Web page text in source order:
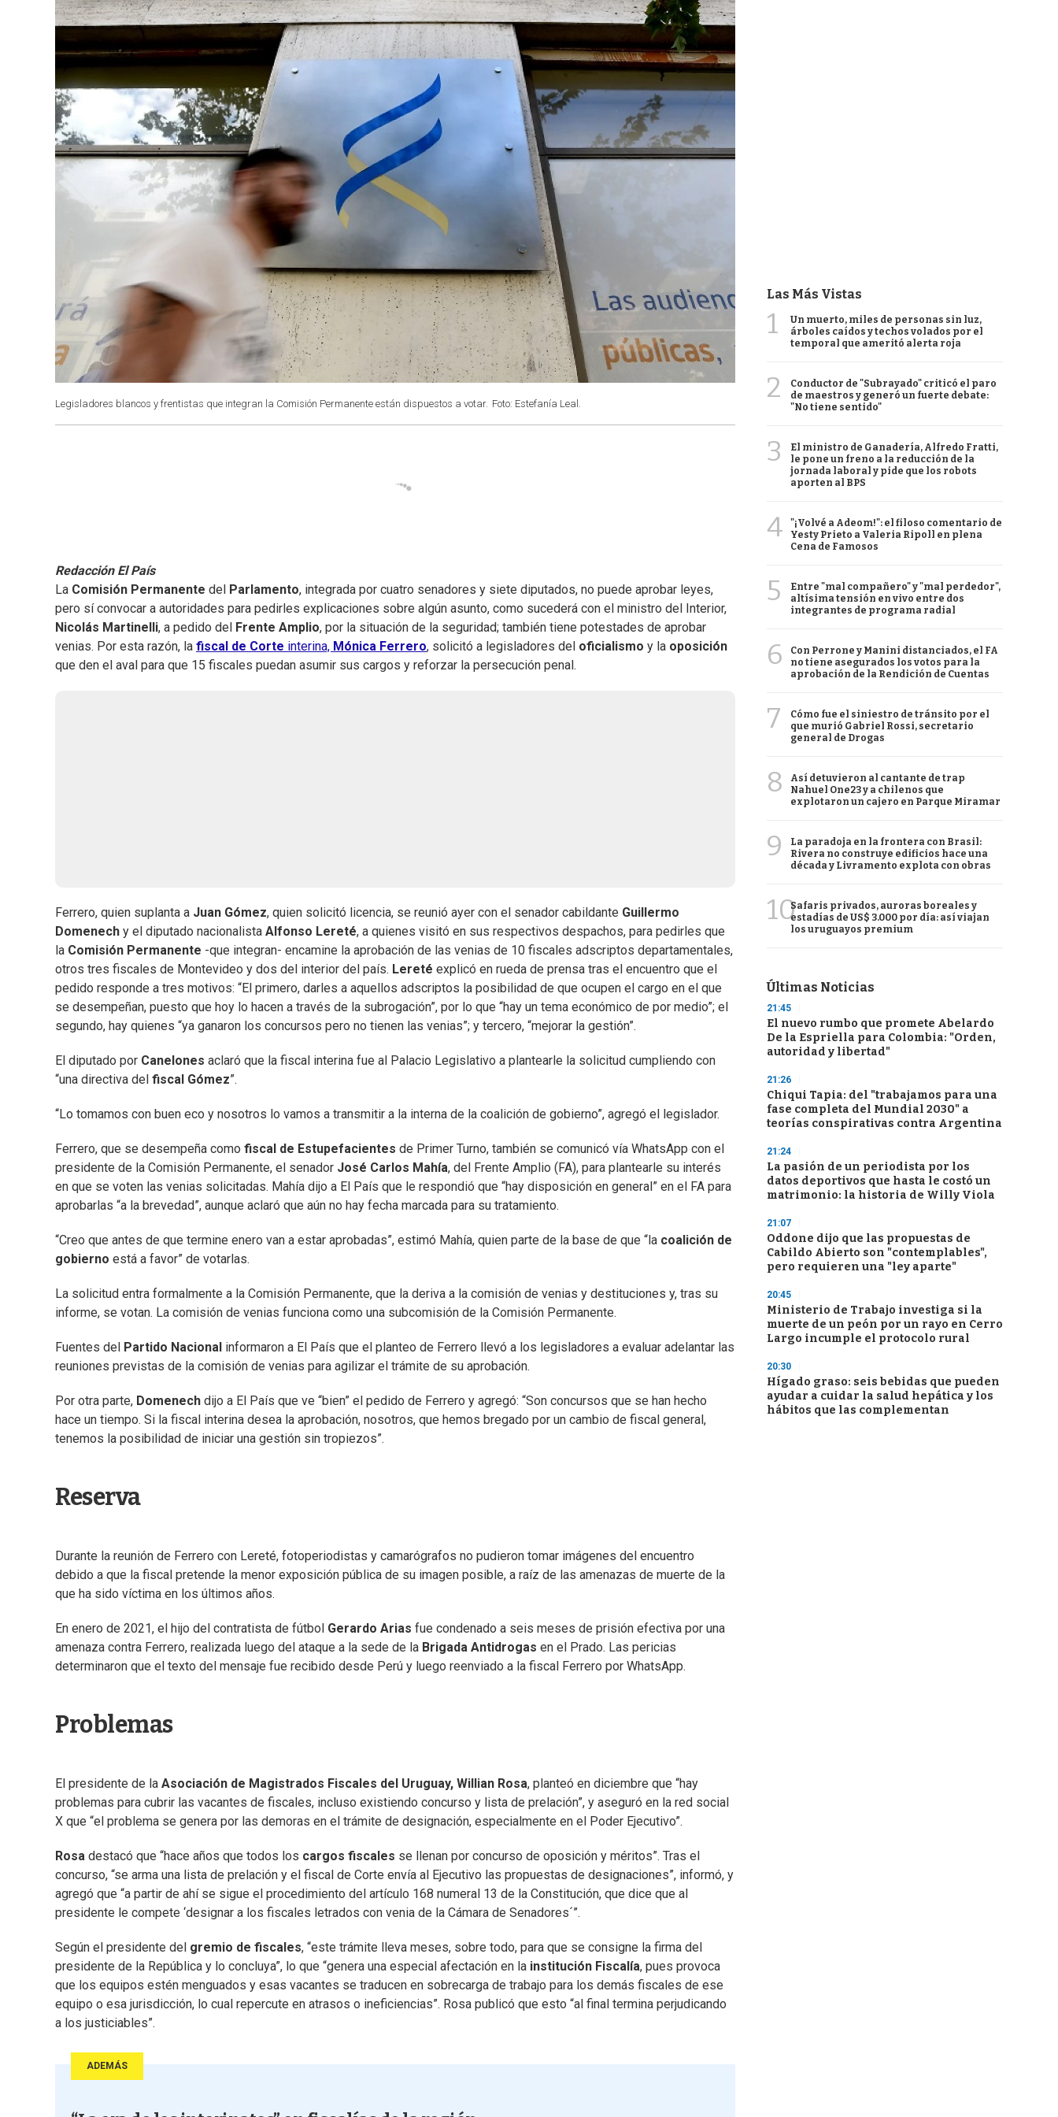
Legisladores blancos y frentistas que integran la Comisión Permanente están dispuestos a votar. Foto: Estefanía Leal.
Redacción El País
La Comisión Permanente del Parlamento, integrada por cuatro senadores y siete diputados, no puede aprobar leyes,
pero sí convocar a autoridades para pedirles explicaciones sobre algún asunto, como sucederá con el ministro del Interior,
Nicolás Martinelli, a pedido del Frente Amplio, por la situación de la seguridad; también tiene potestades de aprobar
venias. Por esta razón, la fiscal de Corte interina, Mónica Ferrero, solicitó a legisladores del oficialismo y la oposición
que den el aval para que 15 fiscales puedan asumir sus cargos y reforzar la persecución penal.
Ferrero, quien suplanta a Juan Gómez, quien solicitó licencia, se reunió ayer con el senador cabildante Guillermo
Domenech y el diputado nacionalista Alfonso Lereté, a quienes visitó en sus respectivos despachos, para pedirles que
la Comisión Permanente -que integran- encamine la aprobación de las venias de 10 fiscales adscriptos departamentales,
otros tres fiscales de Montevideo y dos del interior del país. Lereté explicó en rueda de prensa tras el encuentro que el
pedido responde a tres motivos: “El primero, darles a aquellos adscriptos la posibilidad de que ocupen el cargo en el que
se desempeñan, puesto que hoy lo hacen a través de la subrogación”, por lo que “hay un tema económico de por medio”; el
segundo, hay quienes “ya ganaron los concursos pero no tienen las venias”; y tercero, “mejorar la gestión”.
El diputado por Canelones aclaró que la fiscal interina fue al Palacio Legislativo a plantearle la solicitud cumpliendo con
“una directiva del fiscal Gómez”.
“Lo tomamos con buen eco y nosotros lo vamos a transmitir a la interna de la coalición de gobierno”, agregó el legislador.
Ferrero, que se desempeña como fiscal de Estupefacientes de Primer Turno, también se comunicó vía WhatsApp con el
presidente de la Comisión Permanente, el senador José Carlos Mahía, del Frente Amplio (FA), para plantearle su interés
en que se voten las venias solicitadas. Mahía dijo a El País que le respondió que “hay disposición en general” en el FA para
aprobarlas “a la brevedad”, aunque aclaró que aún no hay fecha marcada para su tratamiento.
“Creo que antes de que termine enero van a estar aprobadas”, estimó Mahía, quien parte de la base de que “la coalición de
gobierno está a favor” de votarlas.
La solicitud entra formalmente a la Comisión Permanente, que la deriva a la comisión de venias y destituciones y, tras su
informe, se votan. La comisión de venias funciona como una subcomisión de la Comisión Permanente.
Fuentes del Partido Nacional informaron a El País que el planteo de Ferrero llevó a los legisladores a evaluar adelantar las
reuniones previstas de la comisión de venias para agilizar el trámite de su aprobación.
Por otra parte, Domenech dijo a El País que ve “bien” el pedido de Ferrero y agregó: “Son concursos que se han hecho
hace un tiempo. Si la fiscal interina desea la aprobación, nosotros, que hemos bregado por un cambio de fiscal general,
tenemos la posibilidad de iniciar una gestión sin tropiezos”.
Reserva
Durante la reunión de Ferrero con Lereté, fotoperiodistas y camarógrafos no pudieron tomar imágenes del encuentro
debido a que la fiscal pretende la menor exposición pública de su imagen posible, a raíz de las amenazas de muerte de la
que ha sido víctima en los últimos años.
En enero de 2021, el hijo del contratista de fútbol Gerardo Arias fue condenado a seis meses de prisión efectiva por una
amenaza contra Ferrero, realizada luego del ataque a la sede de la Brigada Antidrogas en el Prado. Las pericias
determinaron que el texto del mensaje fue recibido desde Perú y luego reenviado a la fiscal Ferrero por WhatsApp.
Problemas
El presidente de la Asociación de Magistrados Fiscales del Uruguay, Willian Rosa, planteó en diciembre que “hay
problemas para cubrir las vacantes de fiscales, incluso existiendo concurso y lista de prelación”, y aseguró en la red social
X que “el problema se genera por las demoras en el trámite de designación, especialmente en el Poder Ejecutivo”.
Rosa destacó que “hace años que todos los cargos fiscales se llenan por concurso de oposición y méritos”. Tras el
concurso, “se arma una lista de prelación y el fiscal de Corte envía al Ejecutivo las propuestas de designaciones”, informó, y
agregó que “a partir de ahí se sigue el procedimiento del artículo 168 numeral 13 de la Constitución, que dice que al
presidente le compete ‘designar a los fiscales letrados con venia de la Cámara de Senadores´”.
Según el presidente del gremio de fiscales, “este trámite lleva meses, sobre todo, para que se consigne la firma del
presidente de la República y lo concluya”, lo que “genera una especial afectación en la institución Fiscalía, pues provoca
que los equipos estén menguados y esas vacantes se traducen en sobrecarga de trabajo para los demás fiscales de ese
equipo o esa jurisdicción, lo cual repercute en atrasos o ineficiencias”. Rosa publicó que esto “al final termina perjudicando
a los justiciables”.
ADEMÁS
Las Más Vistas
1
Un muerto, miles de personas sin luz,
árboles caídos y techos volados por el
temporal que ameritó alerta roja
2
Conductor de "Subrayado" criticó el paro
de maestros y generó un fuerte debate:
"No tiene sentido"
3
El ministro de Ganadería, Alfredo Fratti,
le pone un freno a la reducción de la
jornada laboral y pide que los robots
aporten al BPS
4
"¡Volvé a Adeom!": el filoso comentario de
Yesty Prieto a Valeria Ripoll en plena
Cena de Famosos
5
Entre "mal compañero" y "mal perdedor",
altísima tensión en vivo entre dos
integrantes de programa radial
6
Con Perrone y Manini distanciados, el FA
no tiene asegurados los votos para la
aprobación de la Rendición de Cuentas
7
Cómo fue el siniestro de tránsito por el
que murió Gabriel Rossi, secretario
general de Drogas
8
Así detuvieron al cantante de trap
Nahuel One23 y a chilenos que
explotaron un cajero en Parque Miramar
9
La paradoja en la frontera con Brasil:
Rivera no construye edificios hace una
década y Livramento explota con obras
10Safaris privados, auroras boreales y
estadías de US$ 3.000 por día: así viajan
los uruguayos premium
Últimas Noticias
21:45
El nuevo rumbo que promete Abelardo
De la Espriella para Colombia: "Orden,
autoridad y libertad"
21:26
Chiqui Tapia: del "trabajamos para una
fase completa del Mundial 2030" a
teorías conspirativas contra Argentina
21:24
La pasión de un periodista por los
datos deportivos que hasta le costó un
matrimonio: la historia de Willy Viola
21:07
Oddone dijo que las propuestas de
Cabildo Abierto son "contemplables",
pero requieren una "ley aparte"
20:45
Ministerio de Trabajo investiga si la
muerte de un peón por un rayo en Cerro
Largo incumple el protocolo rural
20:30
Hígado graso: seis bebidas que pueden
ayudar a cuidar la salud hepática y los
hábitos que las complementan